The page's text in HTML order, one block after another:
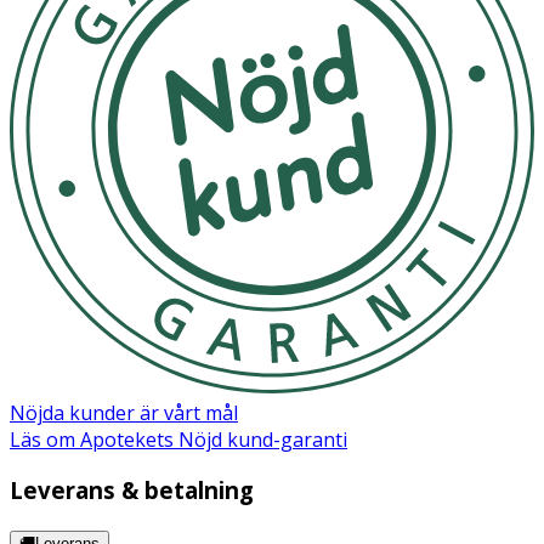
Nöjda kunder är vårt mål
Läs om Apotekets Nöjd kund-garanti
Leverans & betalning